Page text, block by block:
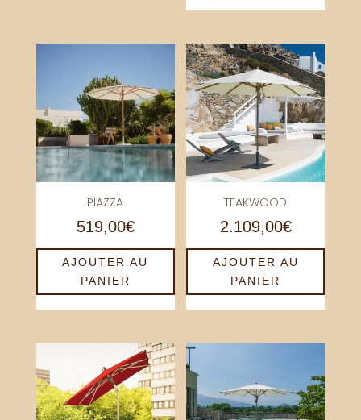
PIAZZA
519,00€
AJOUTER AU
PANIER
TEAKWOOD
2.109,00€
AJOUTER AU
PANIER